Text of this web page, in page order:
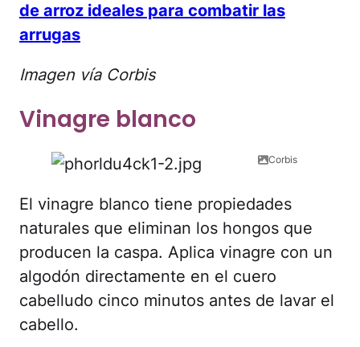
de arroz ideales para combatir las
arrugas
Imagen vía Corbis
Vinagre blanco
Corbis
El vinagre blanco tiene propiedades
naturales que eliminan los hongos que
producen la caspa. Aplica vinagre con un
algodón directamente en el cuero
cabelludo cinco minutos antes de lavar el
cabello.